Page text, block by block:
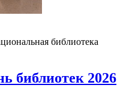
библиотека
библиотек 2026